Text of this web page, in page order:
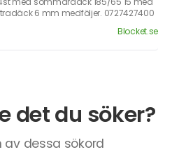
6 mm medföljer. 0727427400
Blocket.se
det du söker?
av dessa sökord